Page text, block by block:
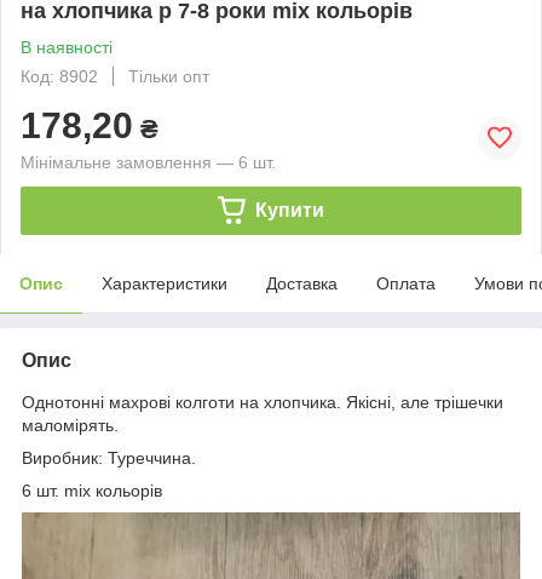
на хлопчика р 7-8 роки mix кольорів
В наявності
Код: 8902
Тільки опт
178,20 ₴
Мінімальне замовлення — 6 шт.
Купити
Опис Характеристики Доставка Оплата Умови
Опис
Однотонні махрові колготи на хлопчика. Якісні, але трішечки
маломірять.
Виробник: Туреччина.
6 шт. mix кольорів